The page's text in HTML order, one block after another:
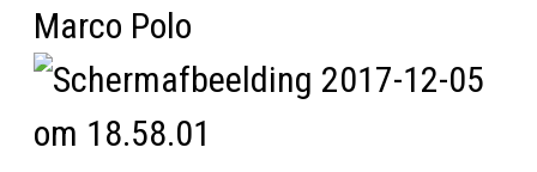
Marco Polo